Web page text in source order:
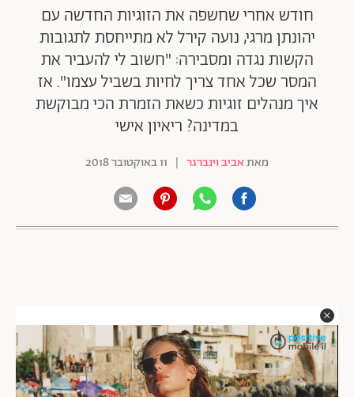
חודש אחרי שחשפה את הזוגיות החדשה עם
יהונתן מרגי, נועה קירל לא מתייחסת לתגובות
הקשות נגדה ומסבירה: "חשוב לי להעביר את
המסר שכל אחד צריך לחיות בשביל עצמו". אז
איך מנהלים זוגיות כשאת הזמרת הכי מבוקשת
במדינה? ריאיון אישי
מאתאביב וינברגר | 11 באוקטובר 2018